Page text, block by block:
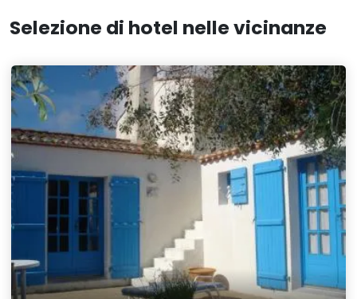
Selezione di hotel nelle vicinanze